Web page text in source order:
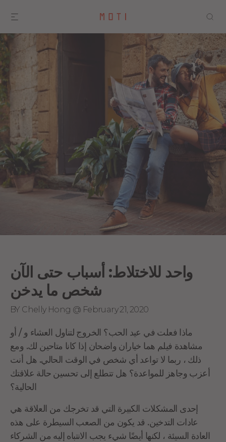
واحد للاختلاط: أسباب حتى الآن
شخص ما يدخن
BY Chelly Hong @ February 21, 2020
ماذا فعلت في عيد الحب؟ الخروج لتناول العشاء و / أو
مشاهدة فيلم هما خياران واضحان إذا كانا متاحين لك. ومع
ذلك ، ربما لا تواعد أي شخص في الوقت الحالي. هل أنت
أعزب وجاهز للمواعدة؟ هل تتطلع إلى تحسين حالة علاقتك
الحالية؟
إحدى المشكلات الكبيرة التي قد تخرجك من العلاقة هي
عادات التدخين. قد يكون من الصعب السيطرة على هذه
العادة السيئة ، لكنها أيضًا شيء يجب الانتباه إليه من الشركاء